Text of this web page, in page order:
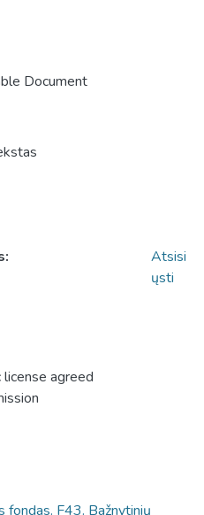
Document
agreed
Atsisi
ųsti
fondas. F43. Bažnytinių